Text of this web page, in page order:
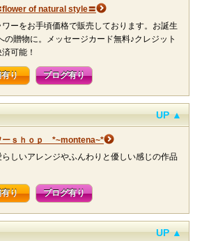
of natural style〓
ーをお手頃価格で販売しております。お誕生
の贈物に。メッセージカード無料♪クレジット
可能！
り ブログ有り
UP ▲
ーｓｈｏｐ *~montena~*
しいアレンジやふんわりと優しい感じの作品
り ブログ有り
UP ▲